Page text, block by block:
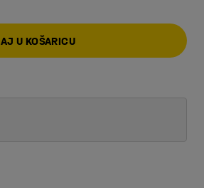
U KOŠARICU